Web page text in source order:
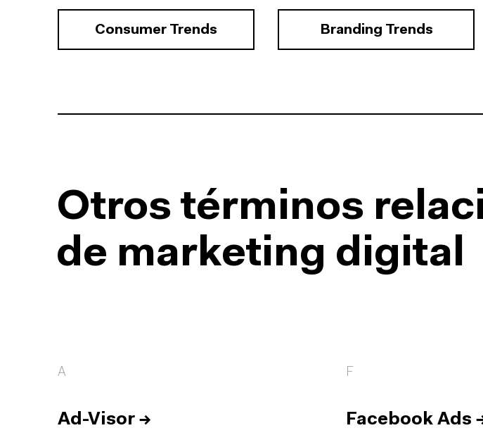
Consumer Trends Branding Trends
Otros términos
de marketing digital
A
Ad-Visor →
F
Facebook Ads